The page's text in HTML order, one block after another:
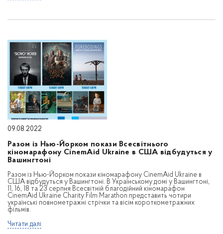
09.08.2022
Разом із Нью-Йорком покази Всесвітнього
кіномарафону CinemAid Ukraine в США відбудуться у
Вашингтоні
Разом із Нью-Йорком покази кіномарафону CinemAid Ukraine в
США відбудуться у Вашингтоні. В Українському домі у Вашингтоні,
11, 16, 18 та 23 серпня Всесвітній благодійний кіномарафон
CinemAid Ukraine Charity Film Marathon представить чотири
українські повнометражні стрічки та вісім короткометражних
фільмів.
Читати далі